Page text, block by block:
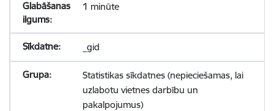
1 minūte
_gid
Statistikas sīkdatnes (nepieciešamas, lai
uzlabotu vietnes darbību un
pakalpojumus)